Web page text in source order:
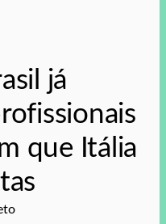
já
que Itália